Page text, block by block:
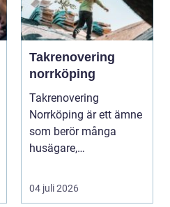
Takrenovering
norrköping
Takrenovering
Norrköping är ett ämne
som berör många
husägare,
och fastighets...
04 juli 2026